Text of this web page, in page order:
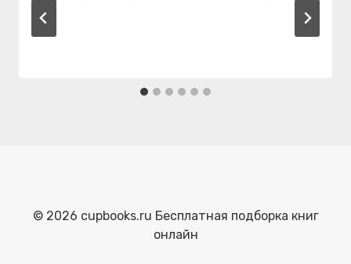
© 2026 cupbooks.ru Бесплатная подборка книг
онлайн